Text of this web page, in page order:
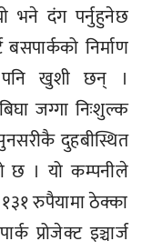
भने दंग पर्नुहुनेछ
निर्माण
पनि खुशी छन् ।
जग्गा निःशुल्क
दुहबीस्थित
छ । यो कम्पनीले
रुपैयामा ठेक्का
प्रोजेक्ट इञ्चार्ज